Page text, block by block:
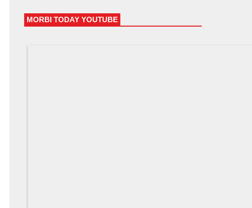
MORBI TODAY YOUTUBE